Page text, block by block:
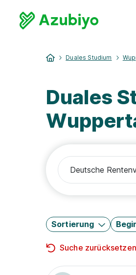
Duales Studium
Duales
Sortierung
Suche zurücksetzen